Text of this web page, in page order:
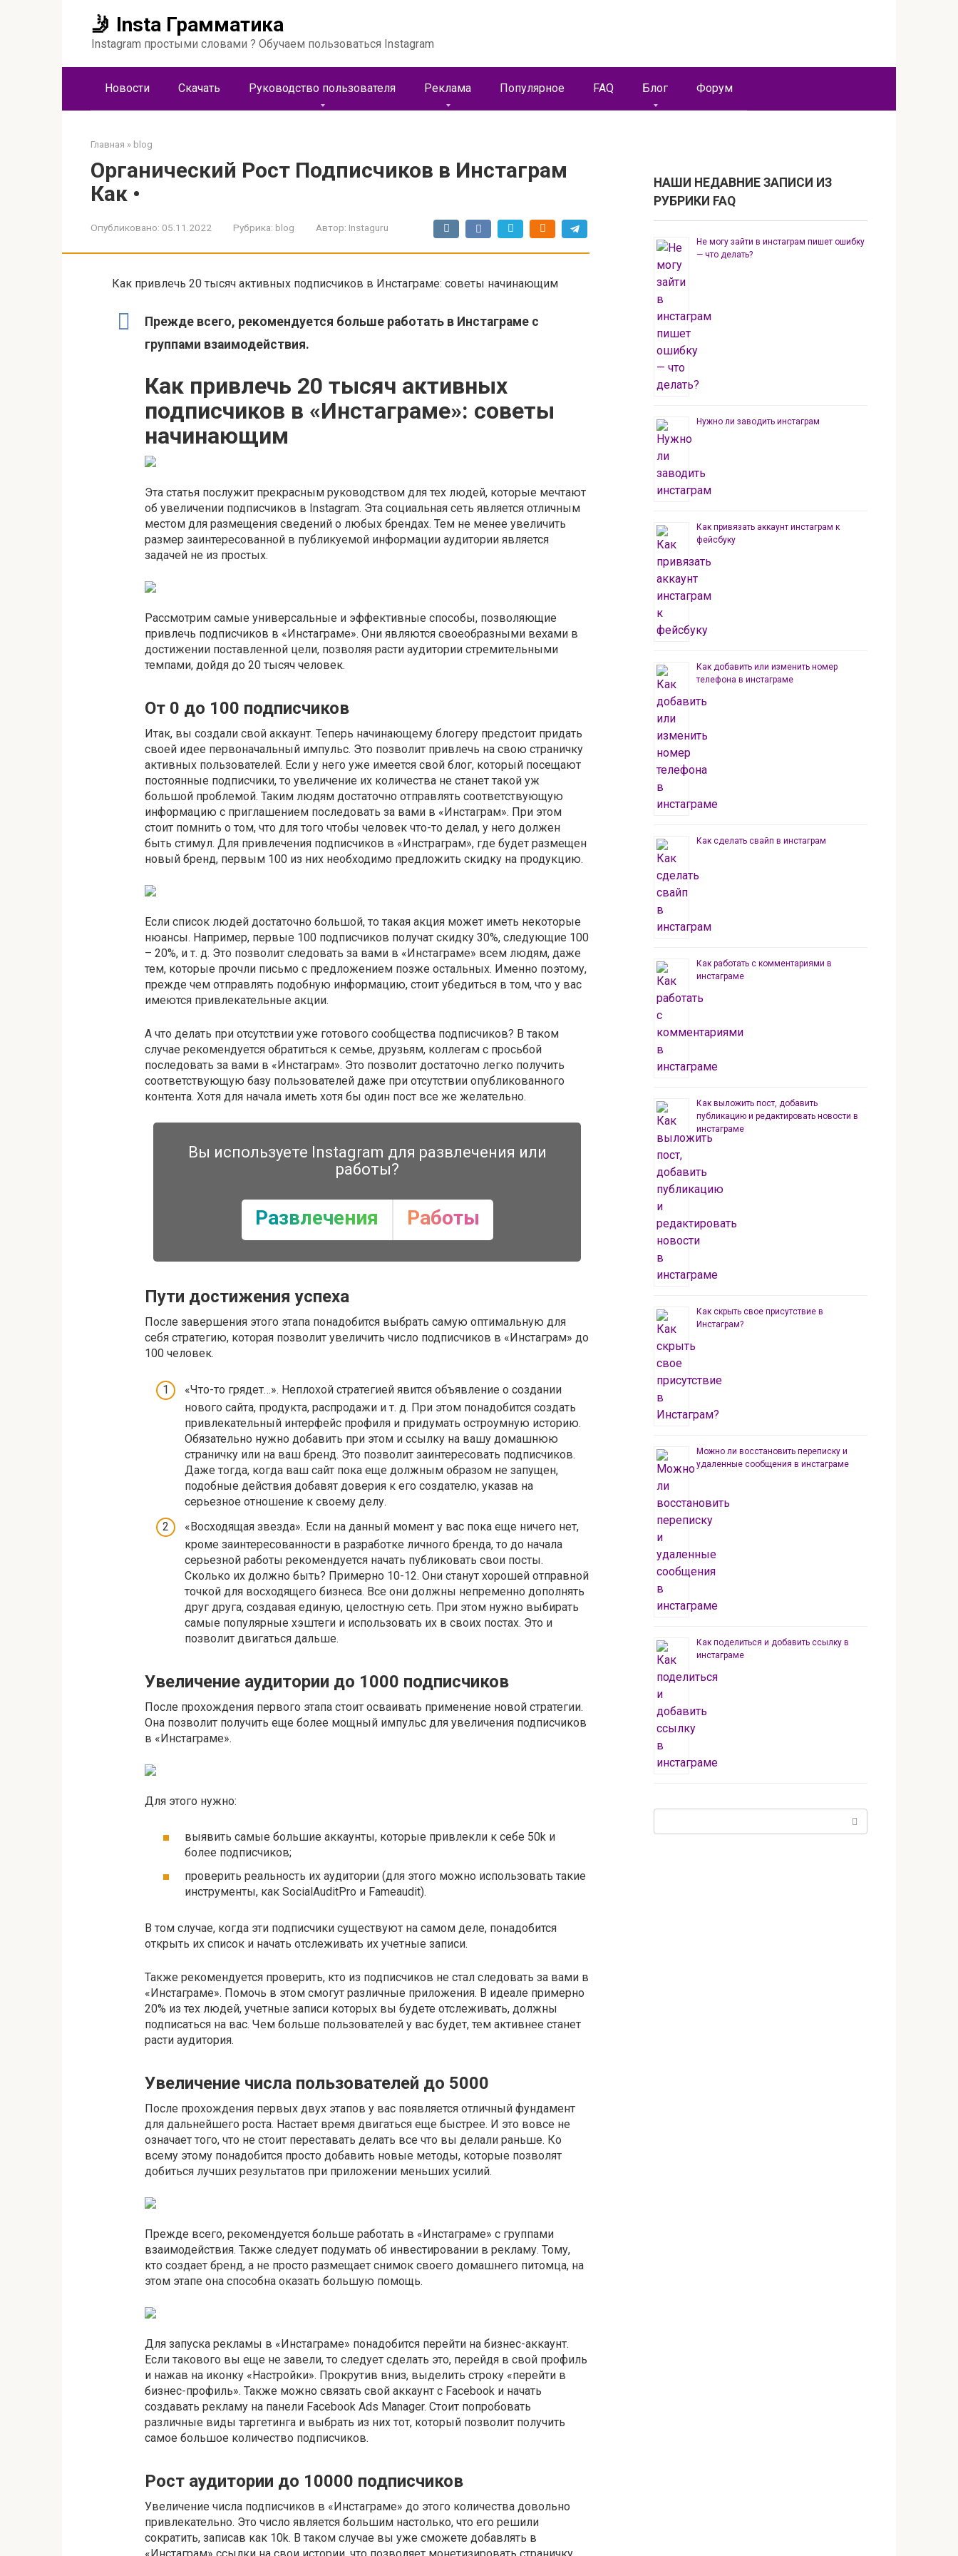
🤳 Insta Грамматика
Instagram простыми словами ? Обучаем пользоваться Instagram
Новости Скачать Руководство пользователя Реклама Популярное FAQ Блог Форум
Главная » blog
Органический Рост Подписчиков в Инстаграм
Как •
Опубликовано: 05.11.2022 Рубрика: blog Автор: Instaguru
Как привлечь 20 тысяч активных подписчиков в Инстаграме: советы начинающим
Прежде всего, рекомендуется больше работать в Инстаграме с
группами взаимодействия.
Как привлечь 20 тысяч активных
подписчиков в «Инстаграме»: советы
начинающим
Эта статья послужит прекрасным руководством для тех людей, которые мечтают
об увеличении подписчиков в Instagram. Эта социальная сеть является отличным
местом для размещения сведений о любых брендах. Тем не менее увеличить
размер заинтересованной в публикуемой информации аудитории является
задачей не из простых.
Рассмотрим самые универсальные и эффективные способы, позволяющие
привлечь подписчиков в «Инстаграме». Они являются своеобразными вехами в
достижении поставленной цели, позволяя расти аудитории стремительными
темпами, дойдя до 20 тысяч человек.
От 0 до 100 подписчиков
Итак, вы создали свой аккаунт. Теперь начинающему блогеру предстоит придать
своей идее первоначальный импульс. Это позволит привлечь на свою страничку
активных пользователей. Если у него уже имеется свой блог, который посещают
постоянные подписчики, то увеличение их количества не станет такой уж
большой проблемой. Таким людям достаточно отправлять соответствующую
информацию с приглашением последовать за вами в «Инстаграм». При этом
стоит помнить о том, что для того чтобы человек что-то делал, у него должен
быть стимул. Для привлечения подписчиков в «Инстраграм», где будет размещен
новый бренд, первым 100 из них необходимо предложить скидку на продукцию.
Если список людей достаточно большой, то такая акция может иметь некоторые
нюансы. Например, первые 100 подписчиков получат скидку 30%, следующие 100
– 20%, и т. д. Это позволит следовать за вами в «Инстаграме» всем людям, даже
тем, которые прочли письмо с предложением позже остальных. Именно поэтому,
прежде чем отправлять подобную информацию, стоит убедиться в том, что у вас
имеются привлекательные акции.
А что делать при отсутствии уже готового сообщества подписчиков? В таком
случае рекомендуется обратиться к семье, друзьям, коллегам с просьбой
последовать за вами в «Инстаграм». Это позволит достаточно легко получить
соответствующую базу пользователей даже при отсутствии опубликованного
контента. Хотя для начала иметь хотя бы один пост все же желательно.
Вы используете Instagram для развлечения или
работы?
Развлечения Работы
Пути достижения успеха
После завершения этого этапа понадобится выбрать самую оптимальную для
себя стратегию, которая позволит увеличить число подписчиков в «Инстаграм» до
100 человек.
«Что-то грядет…». Неплохой стратегией явится объявление о создании
нового сайта, продукта, распродажи и т. д. При этом понадобится создать
привлекательный интерфейс профиля и придумать остроумную историю.
Обязательно нужно добавить при этом и ссылку на вашу домашнюю
страничку или на ваш бренд. Это позволит заинтересовать подписчиков.
Даже тогда, когда ваш сайт пока еще должным образом не запущен,
подобные действия добавят доверия к его создателю, указав на
серьезное отношение к своему делу.
«Восходящая звезда». Если на данный момент у вас пока еще ничего нет,
кроме заинтересованности в разработке личного бренда, то до начала
серьезной работы рекомендуется начать публиковать свои посты.
Сколько их должно быть? Примерно 10-12. Они станут хорошей отправной
точкой для восходящего бизнеса. Все они должны непременно дополнять
друг друга, создавая единую, целостную сеть. При этом нужно выбирать
самые популярные хэштеги и использовать их в своих постах. Это и
позволит двигаться дальше.
Увеличение аудитории до 1000 подписчиков
После прохождения первого этапа стоит осваивать применение новой стратегии.
Она позволит получить еще более мощный импульс для увеличения подписчиков
в «Инстаграме».
Для этого нужно:
выявить самые большие аккаунты, которые привлекли к себе 50k и
более подписчиков;
проверить реальность их аудитории (для этого можно использовать такие
инструменты, как SocialAuditPro и Fameaudit).
В том случае, когда эти подписчики существуют на самом деле, понадобится
открыть их список и начать отслеживать их учетные записи.
Также рекомендуется проверить, кто из подписчиков не стал следовать за вами в
«Инстаграме». Помочь в этом смогут различные приложения. В идеале примерно
20% из тех людей, учетные записи которых вы будете отслеживать, должны
подписаться на вас. Чем больше пользователей у вас будет, тем активнее станет
расти аудитория.
Увеличение числа пользователей до 5000
После прохождения первых двух этапов у вас появляется отличный фундамент
для дальнейшего роста. Настает время двигаться еще быстрее. И это вовсе не
означает того, что не стоит переставать делать все что вы делали раньше. Ко
всему этому понадобится просто добавить новые методы, которые позволят
добиться лучших результатов при приложении меньших усилий.
Прежде всего, рекомендуется больше работать в «Инстаграме» с группами
взаимодействия. Также следует подумать об инвестировании в рекламу. Тому,
кто создает бренд, а не просто размещает снимок своего домашнего питомца, на
этом этапе она способна оказать большую помощь.
Для запуска рекламы в «Инстаграме» понадобится перейти на бизнес-аккаунт.
Если такового вы еще не завели, то следует сделать это, перейдя в свой профиль
и нажав на иконку «Настройки». Прокрутив вниз, выделить строку «перейти в
бизнес-профиль». Также можно связать свой аккаунт с Facebook и начать
создавать рекламу на панели Facebook Ads Manager. Стоит попробовать
различные виды таргетинга и выбрать из них тот, который позволит получить
самое большое количество подписчиков.
Рост аудитории до 10000 подписчиков
Увеличение числа подписчиков в «Инстаграме» до этого количества довольно
привлекательно. Это число является большим настолько, что его решили
сократить, записав как 10k. В таком случае вы уже сможете добавлять в
«Инстаграм» ссылки на свои истории, что позволяет монетизировать страничку.
НАШИ НЕДАВНИЕ ЗАПИСИ ИЗ
РУБРИКИ FAQ
Не могу зайти в инстаграм пишет ошибку
— что делать?
Нужно ли заводить инстаграм
Как привязать аккаунт инстаграм к
фейсбуку
Как добавить или изменить номер
телефона в инстаграме
Как сделать свайп в инстаграм
Как работать с комментариями в
инстаграме
Как выложить пост, добавить
публикацию и редактировать новости в
инстаграме
Как скрыть свое присутствие в
Инстаграм?
Можно ли восстановить переписку и
удаленные сообщения в инстаграме
Как поделиться и добавить ссылку в
инстаграме